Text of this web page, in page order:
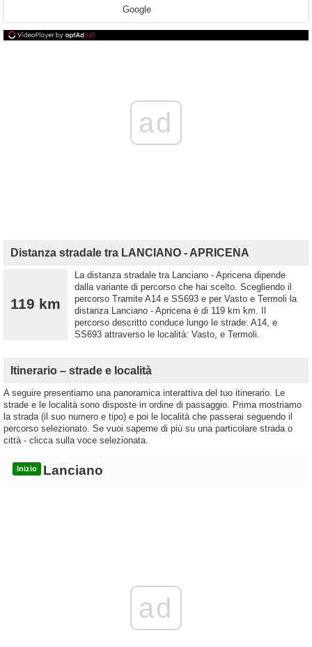
Google
ad
Distanza stradale tra LANCIANO - APRICENA
119 km
La distanza stradale tra Lanciano - Apricena dipende
dalla variante di percorso che hai scelto. Scegliendo il
percorso Tramite A14 e SS693 e per Vasto e Termoli la
distanza Lanciano - Apricena è di 119 km km. Il
percorso descritto conduce lungo le strade: A14, e
SS693 attraverso le località: Vasto, e Termoli.
Itinerario – strade e località
A seguire presentiamo una panoramica interattiva del tuo itinerario. Le
strade e le località sono disposte in ordine di passaggio. Prima mostriamo
la strada (il suo numero e tipo) e poi le località che passerai seguendo il
percorso selezionato. Se vuoi saperne di più su una particolare strada o
città - clicca sulla voce selezionata.
Inizio Lanciano
ad